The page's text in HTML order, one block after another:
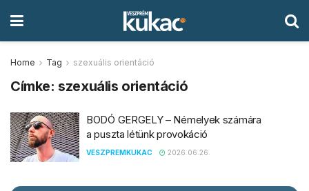
Home Tag szexuális orientáció
Címke: szexuális orientáció
BODÓ GERGELY – Némelyek számára
a puszta létünk provokáció
VESZPREMKUKAC 2026.06.26.